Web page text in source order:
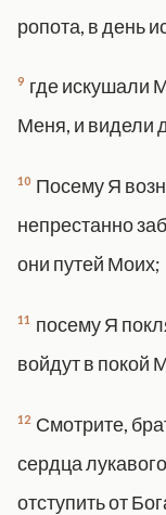
ропота, в день
9 где искушали
Меня, и видели
10 Посему Я
непрестанно
они путей Моих;
11 посему Я
войдут в покой
12 Смотрите,
сердца
отступить от